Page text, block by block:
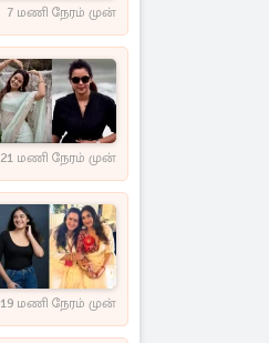
7 மணி நேரம் முன்
21 மணி நேரம் முன்
19 மணி நேரம் முன்